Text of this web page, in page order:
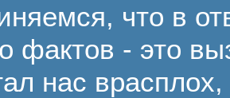
что в
фактов - это
нас